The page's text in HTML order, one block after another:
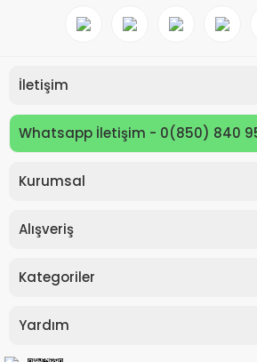
İletişim
Whatsapp İletişim - 0(850) 840
Kurumsal
Alışveriş
Kategoriler
Yardım